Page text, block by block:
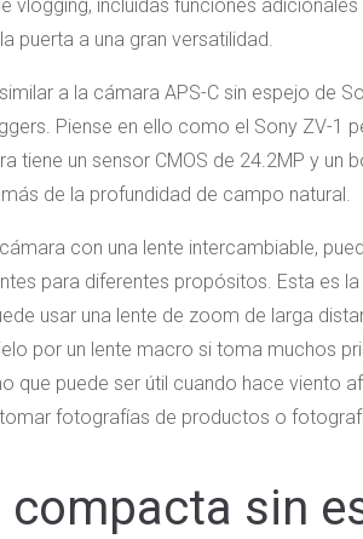
vlogging, incluidas funciones
puerta a una gran versatilidad.
a la cámara APS-C sin espejo de
Piense en ello como el Sony ZV-1
tiene un sensor CMOS de 24.2MP y un
de la profundidad de campo natural.
con una lente intercambiable,
para diferentes propósitos. Esta es
usar una lente de zoom de larga
por un lente macro si toma muchos
que puede ser útil cuando hace viento
fotografías de productos o
compacta sin